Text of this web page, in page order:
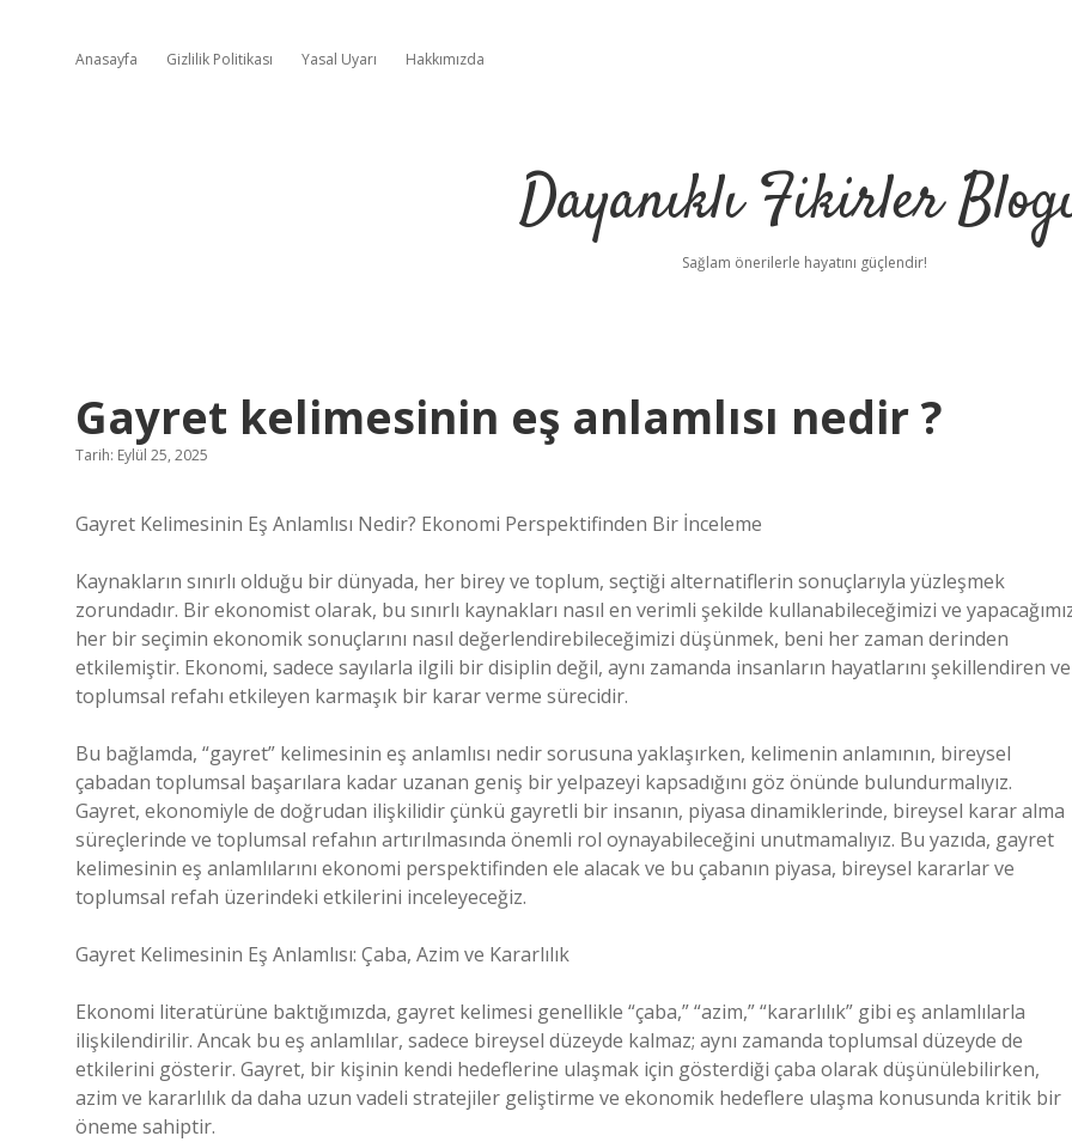
Anasayfa Gizlilik Politikası Yasal Uyarı Hakkımızda
Dayanıklı Fikirler
Sağlam önerilerle hayatını güçlendir!
Gayret kelimesinin eş anlamlısı nedir ?
Tarih: Eylül 25, 2025
Gayret Kelimesinin Eş Anlamlısı Nedir? Ekonomi Perspektifinden Bir İnceleme
Kaynakların sınırlı olduğu bir dünyada, her birey ve toplum, seçtiği alternatiflerin sonuçlarıyla yüzleşmek
zorundadır. Bir ekonomist olarak, bu sınırlı kaynakları nasıl en verimli şekilde kullanabileceğimizi ve
her bir seçimin ekonomik sonuçlarını nasıl değerlendirebileceğimizi düşünmek, beni her zaman derinden
etkilemiştir. Ekonomi, sadece sayılarla ilgili bir disiplin değil, aynı zamanda insanların hayatlarını şekillendiren ve
toplumsal refahı etkileyen karmaşık bir karar verme sürecidir.
Bu bağlamda, “gayret” kelimesinin eş anlamlısı nedir sorusuna yaklaşırken, kelimenin anlamının, bireysel
çabadan toplumsal başarılara kadar uzanan geniş bir yelpazeyi kapsadığını göz önünde bulundurmalıyız.
Gayret, ekonomiyle de doğrudan ilişkilidir çünkü gayretli bir insanın, piyasa dinamiklerinde, bireysel karar alma
süreçlerinde ve toplumsal refahın artırılmasında önemli rol oynayabileceğini unutmamalıyız. Bu yazıda, gayret
kelimesinin eş anlamlılarını ekonomi perspektifinden ele alacak ve bu çabanın piyasa, bireysel kararlar ve
toplumsal refah üzerindeki etkilerini inceleyeceğiz.
Gayret Kelimesinin Eş Anlamlısı: Çaba, Azim ve Kararlılık
Ekonomi literatürüne baktığımızda, gayret kelimesi genellikle “çaba,” “azim,” “kararlılık” gibi eş anlamlılarla
ilişkilendirilir. Ancak bu eş anlamlılar, sadece bireysel düzeyde kalmaz; aynı zamanda toplumsal düzeyde de
etkilerini gösterir. Gayret, bir kişinin kendi hedeflerine ulaşmak için gösterdiği çaba olarak düşünülebilirken,
azim ve kararlılık da daha uzun vadeli stratejiler geliştirme ve ekonomik hedeflere ulaşma konusunda kritik bir
öneme sahiptir.